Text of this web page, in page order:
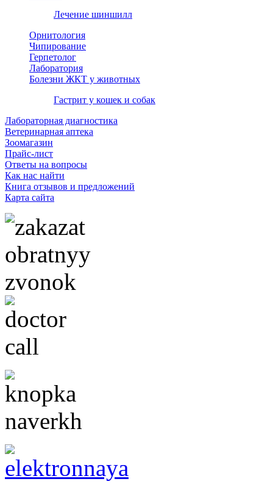
Лечение шиншилл
Орнитология
Чипирование
Герпетолог
Лаборатория
Болезни ЖКТ у животных
Гастрит у кошек и собак
Лабораторная диагностика
Ветеринарная аптека
Зоомагазин
Прайс-лист
Ответы на вопросы
Как нас найти
Книга отзывов и предложений
Карта сайта